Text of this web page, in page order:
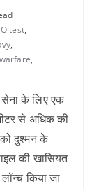
test,
,
,
के लिए एक
से अधिक की
को दुश्मन के
की खासियत
किया जा